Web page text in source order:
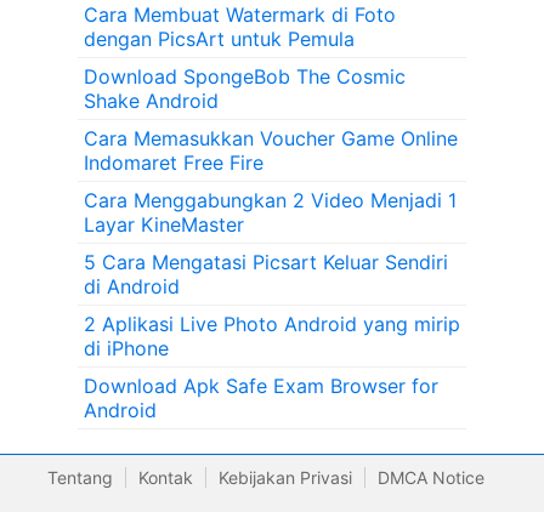
Cara Membuat Watermark di Foto
dengan PicsArt untuk Pemula
Download SpongeBob The Cosmic
Shake Android
Cara Memasukkan Voucher Game Online
Indomaret Free Fire
Cara Menggabungkan 2 Video Menjadi 1
Layar KineMaster
5 Cara Mengatasi Picsart Keluar Sendiri
di Android
2 Aplikasi Live Photo Android yang mirip
di iPhone
Download Apk Safe Exam Browser for
Android
Tentang Kontak Kebijakan Privasi DMCA Notice